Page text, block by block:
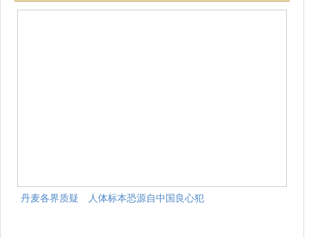
丹麦各界质疑 人体标本恐源自中国良心犯